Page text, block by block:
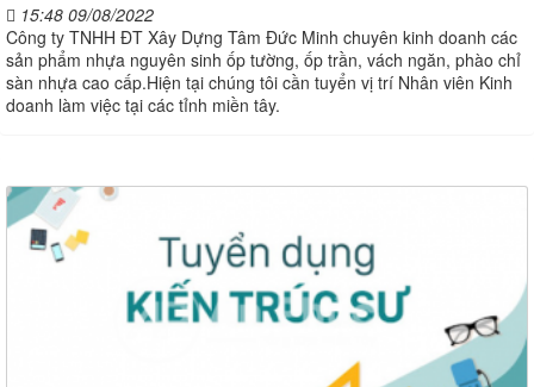
15:48 09/08/2022
Công ty TNHH ĐT Xây Dựng Tâm Đức Minh chuyên kinh doanh các
sản phẩm nhựa nguyên sinh ốp tường, ốp trần, vách ngăn, phào chỉ
sàn nhựa cao cấp.Hiện tại chúng tôi cần tuyển vị trí Nhân viên Kinh
doanh làm việc tại các tỉnh miền tây.